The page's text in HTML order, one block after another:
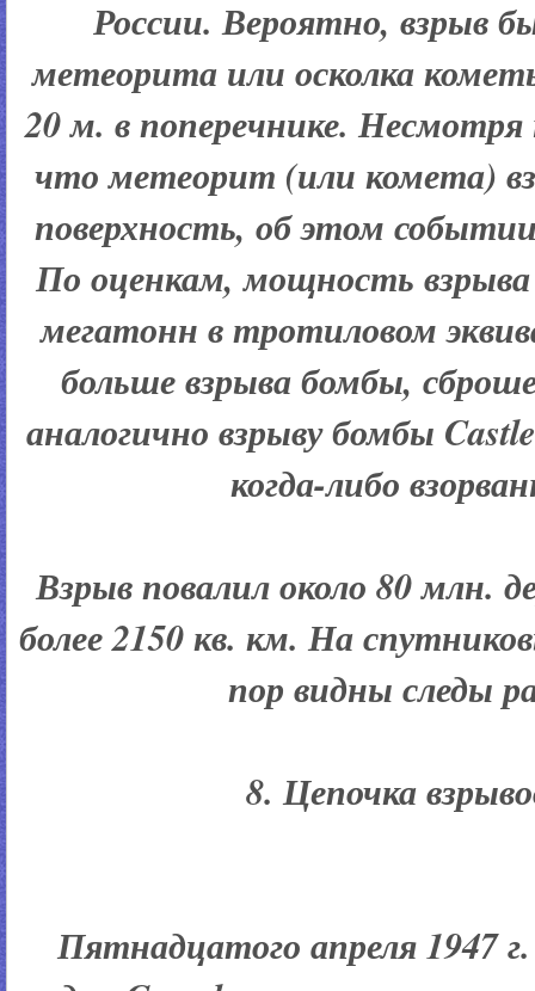
России. Вероятно, взрыв
метеорита или осколка
20 м. в поперечнике.
что метеорит (или комета)
поверхность, об этом
По оценкам, мощность
мегатонн в тротиловом
больше взрыва бомбы,
аналогично взрыву бомбы
когда-либо
Взрыв повалил около 80 млн.
более 2150 кв. км. На
пор видны следы
8. Цепочка
Пятнадцатого апреля 1947 г.